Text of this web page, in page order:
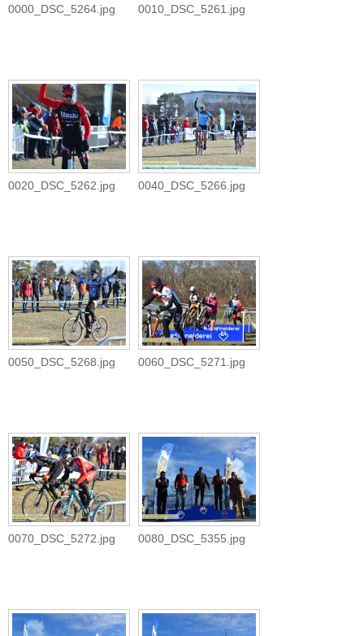
0000_DSC_5264.jpg 0010_DSC_5261.jpg
0020_DSC_5262.jpg 0040_DSC_5266.jpg
0050_DSC_5268.jpg 0060_DSC_5271.jpg
0070_DSC_5272.jpg 0080_DSC_5355.jpg